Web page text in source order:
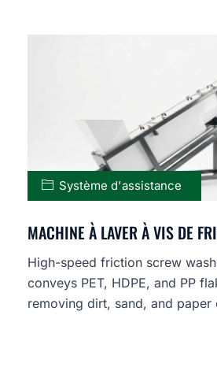
Système d'assistance
MACHINE À LAVER À VIS DE
High-speed friction screw
conveys PET, HDPE, and PP
removing dirt, sand, and paper